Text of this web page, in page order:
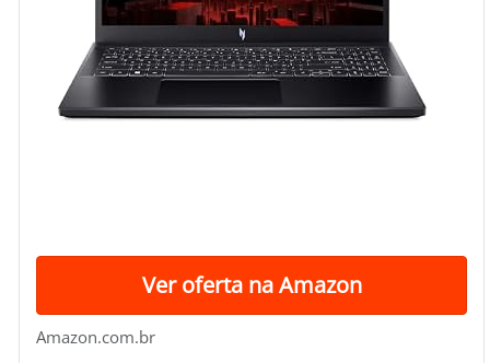
Ver oferta na Amazon
Amazon.com.br